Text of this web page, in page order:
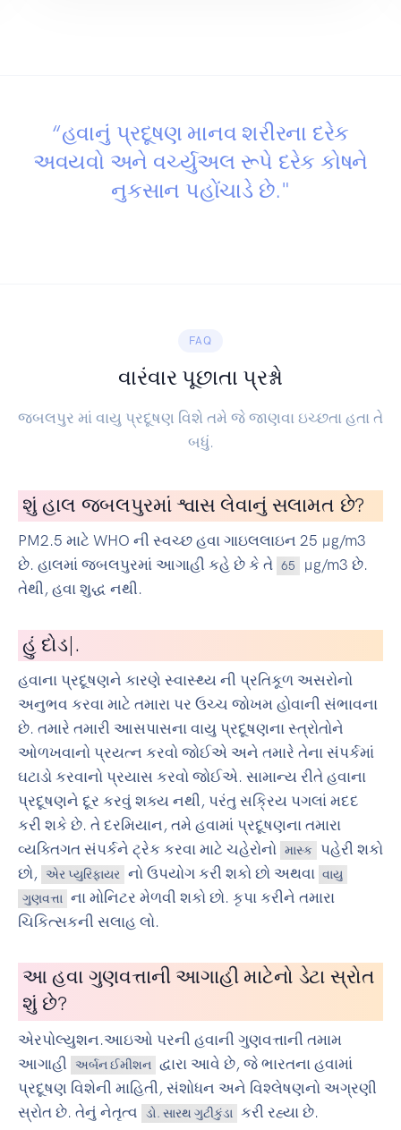
“હવાનું પ્રદૂષણ માનવ શરીરના દરેક
અવયવો અને વર્ચ્યુઅલ રૂપે દરેક કોષને
નુકસાન પહોંચાડે છે."
FAQ
વારંવાર પૂછાતા પ્રશ્નો
જબલપુર માં વાયુ પ્રદૂષણ વિશે તમે જે જાણવા ઇચ્છતા હતા તે
બધું.
શું હાલ જબલપુરમાં શ્વાસ લેવાનું સલામત છે?
PM2.5 માટે WHO ની સ્વચ્છ હવા ગાઇલલાઇન 25 µg/m3
છે. હાલમાં જબલપુરમાં આગાહી કહે છે કે તે 65
µg/m3 છે.
તેથી, હવા શુદ્ધ નથી.
હું સાયકલ ચલ
હવાના પ્રદૂષણને કારણે સ્વાસ્થ્ય ની પ્રતિકૂળ અસરોનો
અનુભવ કરવા માટે તમારા પર ઉચ્ચ જોખમ હોવાની સંભાવના
છે. તમારે તમારી આસપાસના વાયુ પ્રદૂષણના સ્ત્રોતોને
ઓળખવાનો પ્રયત્ન કરવો જોઈએ અને તમારે તેના સંપર્કમાં
ઘટાડો કરવાનો પ્રયાસ કરવો જોઈએ. સામાન્ય રીતે હવાના
પ્રદૂષણને દૂર કરવું શક્ય નથી, પરંતુ સક્રિય પગલાં મદદ
કરી શકે છે. તે દરમિયાન, તમે હવામાં પ્રદૂષણના તમારા
વ્યક્તિગત સંપર્કને ટ્રેક કરવા માટે ચહેરોનો માસ્ક પહેરી શકો
છો,
એર પ્યુરિફાયર નો ઉપયોગ કરી શકો છો અથવા વાયુ
ગુણવત્તા
ના મોનિટર મેળવી શકો છો. કૃપા કરીને તમારા
ચિકિત્સકની સલાહ લો.
આ હવા ગુણવત્તાની આગાહી માટેનો ડેટા સ્રોત
શું છે?
એરપોલ્યુશન.આઇઓ પરની હવાની ગુણવત્તાની તમામ
આગાહી
અર્બન ઈમીશન
દ્વારા આવે છે, જે ભારતના હવામાં
પ્રદૂષણ વિશેની માહિતી, સંશોધન અને વિશ્લેષણનો અગ્રણી
સ્રોત છે. તેનું નેતૃત્વ
ડો. સારથ ગુટીકુંડા કરી રહ્યા છે.